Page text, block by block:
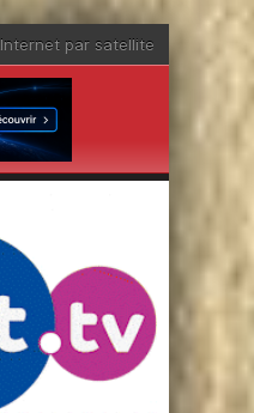
Internet par satellite